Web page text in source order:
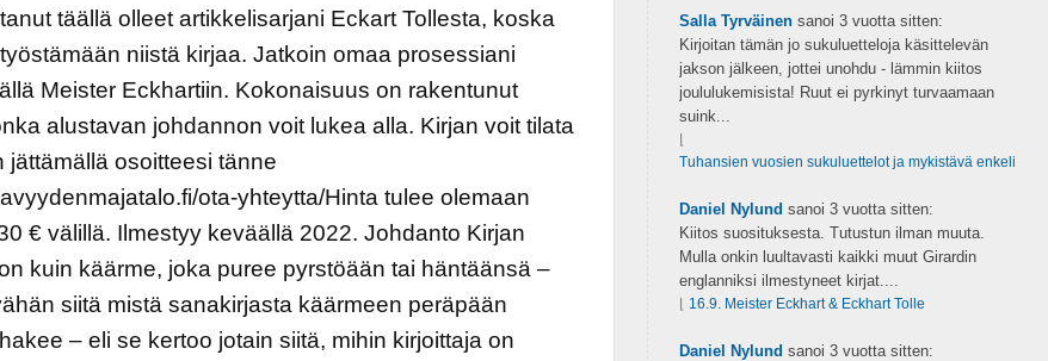
täällä olleet artikkelisarjani Eckart Tollesta, koska
niistä kirjaa. Jatkoin omaa prosessiani
Meister Eckhartiin. Kokonaisuus on rakentunut
alustavan johdannon voit lukea alla. Kirjan voit tilata
jättämällä osoitteesi tänne
ota-yhteytta/Hinta tulee olemaan
€ välillä. Ilmestyy keväällä 2022. ­­Johdanto Kirjan
kuin käärme, joka puree pyrstöään tai häntäänsä –
siitä mistä sanakirjasta käärmeen peräpään
– eli se kertoo jotain siitä, mihin kirjoittaja on
Salla Tyrväinensanoi 3 vuotta sitten:
Kirjoitan tämän jo sukuluetteloja käsittelevän
jakson jälkeen, jottei unohdu - lämmin kiitos
joululukemisista! Ruut ei pyrkinyt turvaamaan
suink...
Tuhansien vuosien sukuluettelot ja mykistävä enkeli
Daniel Nylund sanoi 3 vuotta sitten:
Kiitos suosituksesta. Tutustun ilman muuta.
Mulla onkin luultavasti kaikki muut Girardin
englanniksi ilmestyneet kirjat....
16.9. Meister Eckhart & Eckhart Tolle
Daniel Nylund sanoi 3 vuotta sitten: